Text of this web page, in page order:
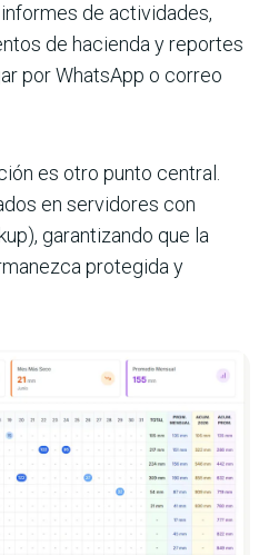
de actividades,
de hacienda y reportes
por WhatsApp o correo
es otro punto central.
en servidores con
garantizando que la
protegida y